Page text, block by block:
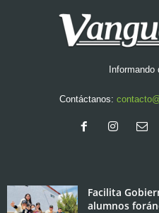
Contáctanos:
Facilita
alumnos